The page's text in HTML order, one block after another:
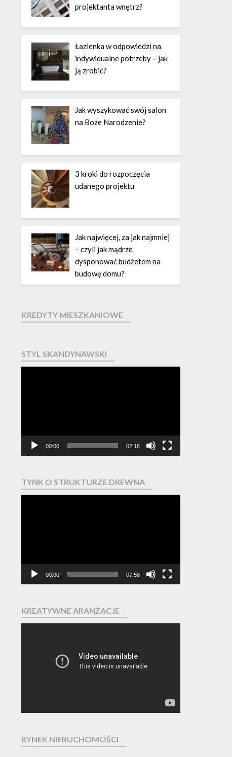
projektanta wnętrz?
Łazienka w odpowiedzi na
indywidualne potrzeby – jak
ją zrobić?
Jak wyszykować swój salon
na Boże Narodzenie?
3 kroki do rozpoczęcia
udanego projektu
Jak najwięcej, za jak najmniej
– czyli jak mądrze
dysponować budżetem na
budowę domu?
KREDYTY MIESZKANIOWE
STYL SKANDYNAWSKI
00:00 02:16
TYNK O STRUKTURZE DREWNA
00:00 07:58
KREATYWNE ARANŻACJE
RYNEK NIERUCHOMOŚCI